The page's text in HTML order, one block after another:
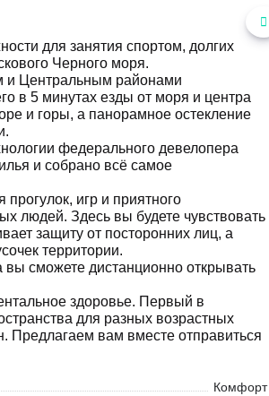
для занятия спортом, долгих
Черного моря.
Центральным районами
в 5 минутах езды от моря и центра
и горы, а панорамное остекление
федерального девелопера
и собрано всё самое
игр и приятного
людей. Здесь вы будете чувствовать
защиту от посторонних лиц, а
территории.
сможете дистанционно открывать
здоровье. Первый в
для разных возрастных
Предлагаем вам вместе отправиться
Комфорт